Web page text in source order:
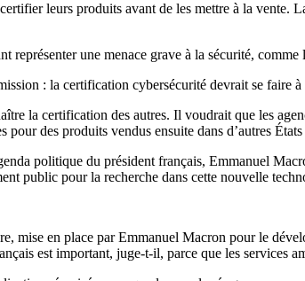
leurs produits avant de les mettre à la
une menace grave à la sécurité,
: la certification cybersécurité devrait se faire
la certification des autres. Il voudrait que les
des produits vendus ensuite dans d’autres
politique du président français, Emmanuel
public pour la recherche dans cette nouvelle
en place par Emmanuel Macron pour le
est important, juge-t-il, parce que les services